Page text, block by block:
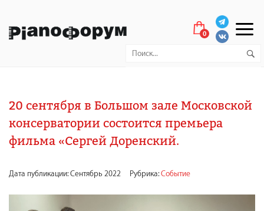
0
20 сентября в Большом зале Московской
консерватории состоится премьера
фильма «Сергей Доренский.
Дата публикации: Сентябрь 2022 Рубрика: Событие